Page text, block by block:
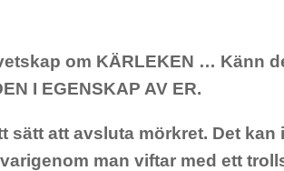
om KÄRLEKEN … Känn
I EGENSKAP AV ER.
sätt att avsluta mörkret. Det kan
man viftar med ett